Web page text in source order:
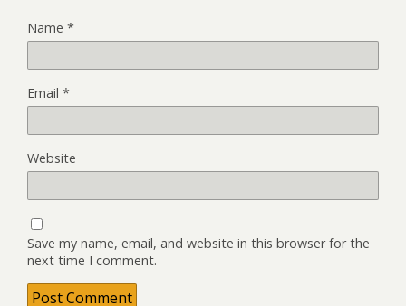
Name *
Email *
Website
Save my name, email, and website in this browser for the
next time I comment.